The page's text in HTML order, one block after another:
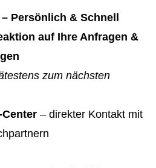
Persönlich & Schnell
auf Ihre Anfragen &
zum nächsten
– direkter Kontakt mit